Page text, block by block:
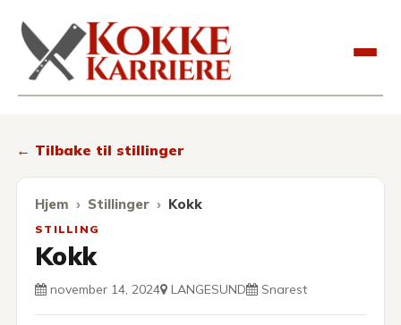
Kokkekarriere
← Tilbake til stillinger
Hjem Stillinger Kokk
STILLING
Kokk
november 14, 2024 LANGESUND Snarest